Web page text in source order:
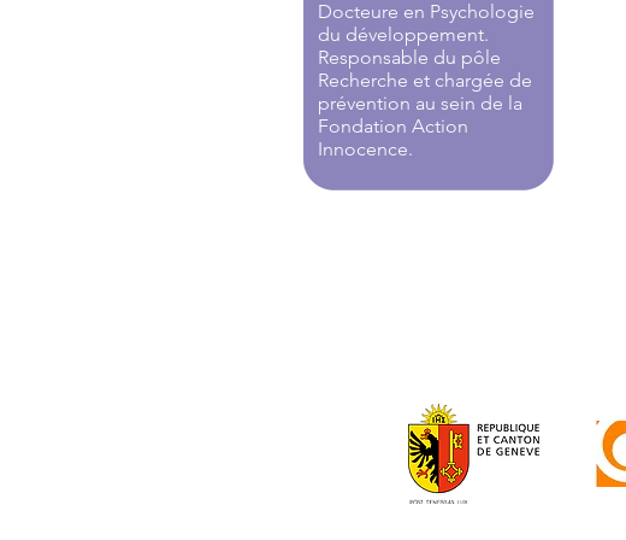
Docteure en Psychologie
du développement.
Responsable du pôle
Recherche et chargée de
prévention au sein de la
Fondation Action
Innocence.